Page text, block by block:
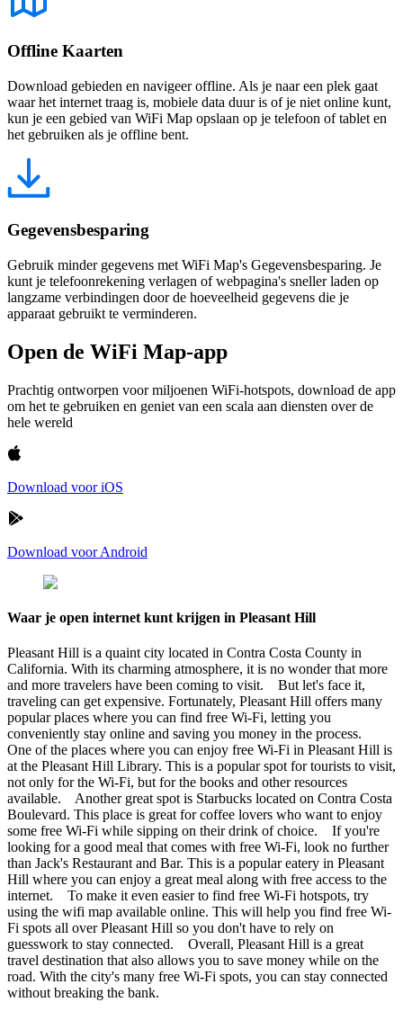
Offline Kaarten
Download gebieden en navigeer offline. Als je naar een plek gaat
waar het internet traag is, mobiele data duur is of je niet online kunt,
kun je een gebied van WiFi Map opslaan op je telefoon of tablet en
het gebruiken als je offline bent.
Gegevensbesparing
Gebruik minder gegevens met WiFi Map's Gegevensbesparing. Je
kunt je telefoonrekening verlagen of webpagina's sneller laden op
langzame verbindingen door de hoeveelheid gegevens die je
apparaat gebruikt te verminderen.
Open de WiFi Map-app
Prachtig ontworpen voor miljoenen WiFi-hotspots, download de app
om het te gebruiken en geniet van een scala aan diensten over de
hele wereld
Download voor iOS
Download voor Android
Waar je open internet kunt krijgen in Pleasant Hill
Pleasant Hill is a quaint city located in Contra Costa County in
California. With its charming atmosphere, it is no wonder that more
and more travelers have been coming to visit. But let's face it,
traveling can get expensive. Fortunately, Pleasant Hill offers many
popular places where you can find free Wi-Fi, letting you
conveniently stay online and saving you money in the process.
One of the places where you can enjoy free Wi-Fi in Pleasant Hill is
at the Pleasant Hill Library. This is a popular spot for tourists to visit,
not only for the Wi-Fi, but for the books and other resources
available. Another great spot is Starbucks located on Contra Costa
Boulevard. This place is great for coffee lovers who want to enjoy
some free Wi-Fi while sipping on their drink of choice. If you're
looking for a good meal that comes with free Wi-Fi, look no further
than Jack's Restaurant and Bar. This is a popular eatery in Pleasant
Hill where you can enjoy a great meal along with free access to the
internet. To make it even easier to find free Wi-Fi hotspots, try
using the wifi map available online. This will help you find free Wi-
Fi spots all over Pleasant Hill so you don't have to rely on
guesswork to stay connected. Overall, Pleasant Hill is a great
travel destination that also allows you to save money while on the
road. With the city's many free Wi-Fi spots, you can stay connected
without breaking the bank.